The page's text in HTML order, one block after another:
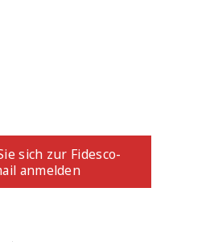
sich zur Fidesco-
anmelden